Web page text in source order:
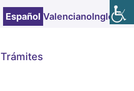
Español ValencianoInglés
Trámites